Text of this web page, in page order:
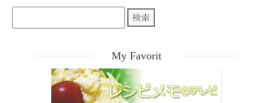
My Favorit